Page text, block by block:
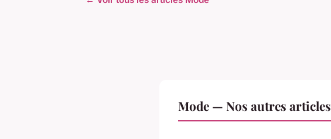
Mode — Nos autres articles